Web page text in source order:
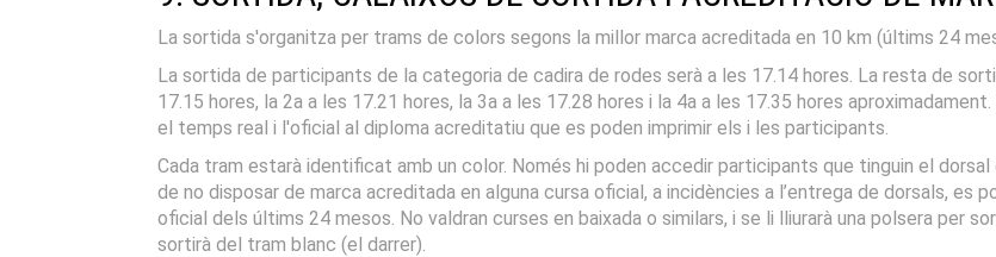
La sortida s'organitza per trams de colors segons la millor marca acreditada en 10 km (últims 24
La sortida de participants de la categoria de cadira de rodes serà a les 17.14 hores. La resta de
17.15 hores, la 2a a les 17.21 hores, la 3a a les 17.28 hores i la 4a a les 17.35 hores
el temps real i l'oficial al diploma acreditatiu que es poden imprimir els i les participants.
Cada tram estarà identificat amb un color. Només hi poden accedir participants que tinguin el
de no disposar de marca acreditada en alguna cursa oficial, a incidències a l’entrega de dorsals, es
oficial dels últims 24 mesos. No valdran curses en baixada o similars, i se li lliurarà una polsera per
sortirà del tram blanc (el darrer).